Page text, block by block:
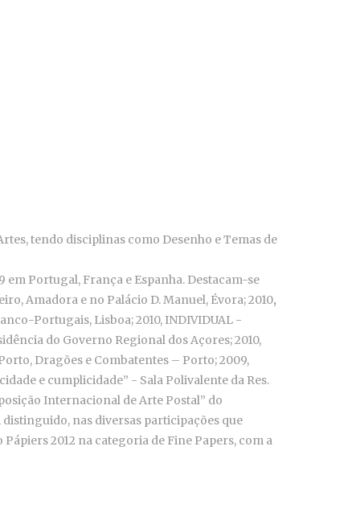
tendo disciplinas como Desenho e Temas de
em Portugal, França e Espanha. Destacam-se
Amadora e no Palácio D. Manuel, Évora; 2010,
Portugais, Lisboa; 2010, INDIVIDUAL -
do Governo Regional dos Açores; 2010,
Dragões e Combatentes – Porto; 2009,
e cumplicidade” - Sala Polivalente da Res.
Internacional de Arte Postal” do
nas diversas participações que
2012 na categoria de Fine Papers, com a